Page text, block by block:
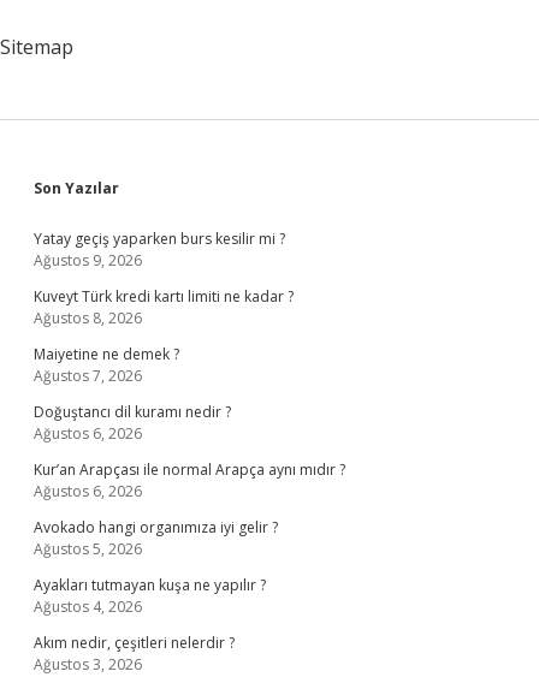
Sitemap
Sidebar
Son Yazılar
Yatay geçiş yaparken burs kesilir mi ?
Ağustos 9, 2026
Kuveyt Türk kredi kartı limiti ne kadar ?
Ağustos 8, 2026
Maiyetine ne demek ?
Ağustos 7, 2026
Doğuştancı dil kuramı nedir ?
Ağustos 6, 2026
Kur’an Arapçası ile normal Arapça aynı mıdır ?
Ağustos 6, 2026
Avokado hangi organımıza iyi gelir ?
Ağustos 5, 2026
Ayakları tutmayan kuşa ne yapılır ?
Ağustos 4, 2026
Akım nedir, çeşitleri nelerdir ?
Ağustos 3, 2026